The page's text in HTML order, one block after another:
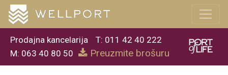
Prodajna kancelarija
T: 011 42 40 222
M: 063 40 80 50
Preuzmite brošuru